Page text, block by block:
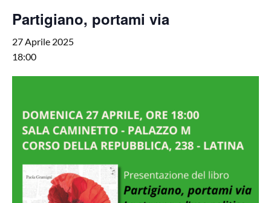
Partigiano, portami via
27 Aprile 2025
18:00